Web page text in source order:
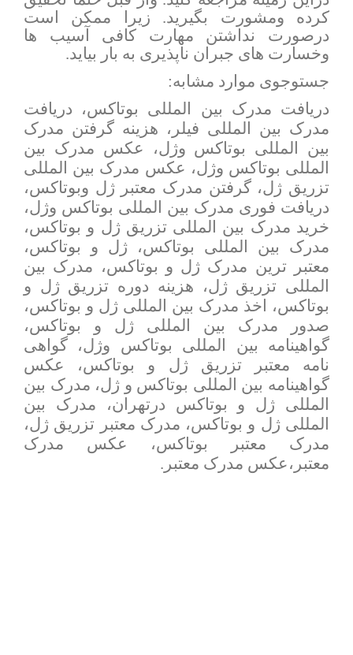
کرده ومشورت بگیرید. زیرا ممکن است
درصورت نداشتن مهارت کافی آسیب ها
وخسارت های جبران ناپذیری به بار بیاید.
جستوجوی موارد مشابه:
دریافت مدرک بین المللی بوتاکس، دریافت
مدرک بین المللی فیلر، هزینه گرفتن مدرک
بین المللی بوتاکس وژل، عکس مدرک بین
المللی بوتاکس وژل، عکس مدرک بین المللی
تزریق ژل، گرفتن مدرک معتبر ژل وبوتاکس،
دریافت فوری مدرک بین المللی بوتاکس وژل،
خرید مدرک بین المللی تزریق ژل و بوتاکس،
مدرک بین المللی بوتاکس، ژل و بوتاکس،
معتبر ترین مدرک ژل و بوتاکس، مدرک بین
المللی تزریق ژل، هزینه دوره تزریق ژل و
بوتاکس، اخذ مدرک بین المللی ژل و بوتاکس،
صدور مدرک بین المللی ژل و بوتاکس،
گواهینامه بین المللی بوتاکس وژل، گواهی
نامه معتبر تزریق ژل و بوتاکس، عکس
گواهینامه بین المللی بوتاکس و ژل، مدرک بین
المللی ژل و بوتاکس درتهران، مدرک بین
المللی ژل و بوتاکس، مدرک معتبر تزریق ژل،
مدرک معتبر بوتاکس، عکس مدرک
معتبر،عکس مدرک معتبر .